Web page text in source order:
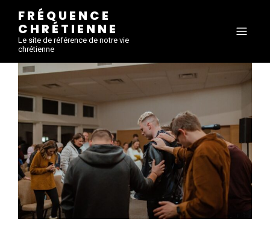
FRÉQUENCE
CHRÉTIENNE
Le site de référence de notre vie
chrétienne